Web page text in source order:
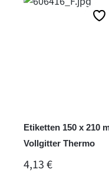
Etiketten 150 x 210 mm,
Vollgitter Thermo
REGULÄRER PREIS:
4,13 €